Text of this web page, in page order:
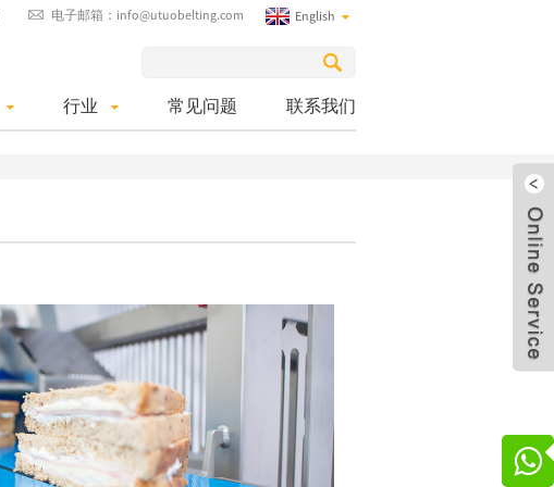
电子邮箱： info@utuobelting.com English
行业 常见问题 联系我们
